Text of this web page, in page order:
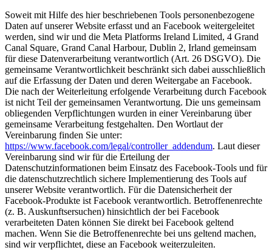
Soweit mit Hilfe des hier beschriebenen Tools personenbezogene
Daten auf unserer Website erfasst und an Facebook weitergeleitet
werden, sind wir und die Meta Platforms Ireland Limited, 4 Grand
Canal Square, Grand Canal Harbour, Dublin 2, Irland gemeinsam
für diese Datenverarbeitung verantwortlich (Art. 26 DSGVO). Die
gemeinsame Verantwortlichkeit beschränkt sich dabei ausschließlich
auf die Erfassung der Daten und deren Weitergabe an Facebook.
Die nach der Weiterleitung erfolgende Verarbeitung durch Facebook
ist nicht Teil der gemeinsamen Verantwortung. Die uns gemeinsam
obliegenden Verpflichtungen wurden in einer Vereinbarung über
gemeinsame Verarbeitung festgehalten. Den Wortlaut der
Vereinbarung finden Sie unter:
https://www.facebook.com/legal/controller_addendum. Laut dieser
Vereinbarung sind wir für die Erteilung der
Datenschutzinformationen beim Einsatz des Facebook-Tools und für
die datenschutzrechtlich sichere Implementierung des Tools auf
unserer Website verantwortlich. Für die Datensicherheit der
Facebook-Produkte ist Facebook verantwortlich. Betroffenenrechte
(z. B. Auskunftsersuchen) hinsichtlich der bei Facebook
verarbeiteten Daten können Sie direkt bei Facebook geltend
machen. Wenn Sie die Betroffenenrechte bei uns geltend machen,
sind wir verpflichtet, diese an Facebook weiterzuleiten.